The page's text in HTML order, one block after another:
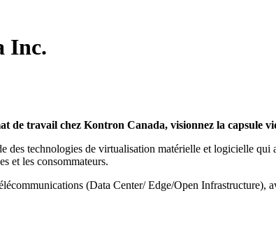
Inc.
de travail chez Kontron Canada, visionnez la capsule
des technologies de virtualisation matérielle et logicielle
et les consommateurs.
(Data Center/ Edge/Open Infrastructure),